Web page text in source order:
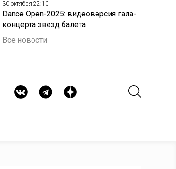
30 октября 22:10
Dance Open-2025: видеоверсия гала-
концерта звезд балета
Все новости